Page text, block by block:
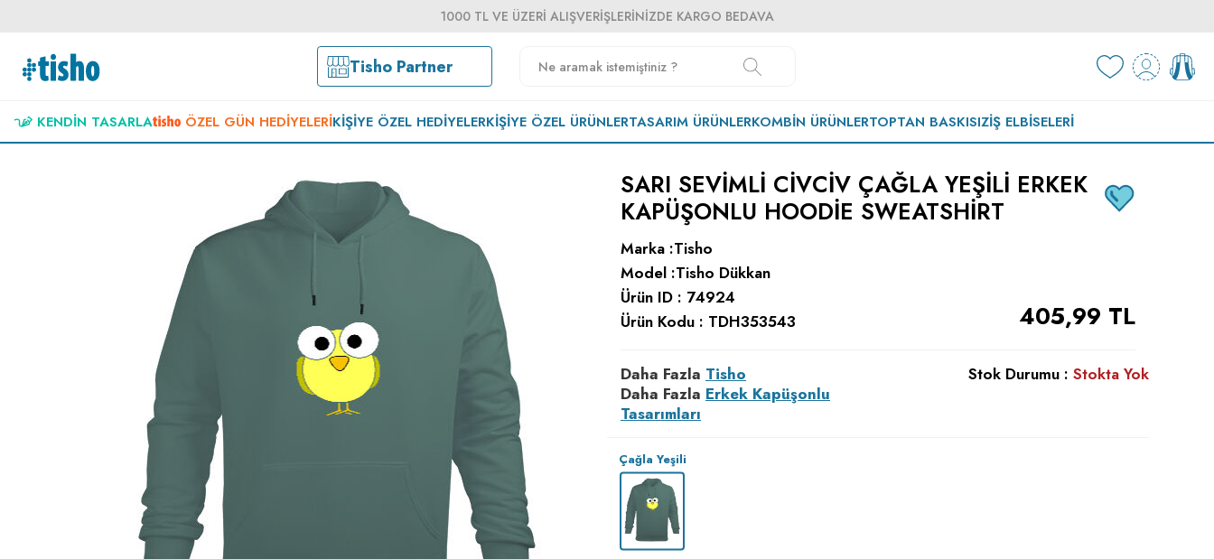
1000 TL VE ÜZERI ALIŞVERIŞLERINIZDE KARGO BEDAVA
Tisho Partner
KENDIN TASARLA ÖZEL GÜN HEDIYELERIKIŞIYE ÖZEL HEDIYELERKIŞIYE ÖZEL ÜRÜNLERTASARIM ÜRÜNLERKOMBIN ÜRÜNLERTOPTAN BASKISIZİŞ ELBISELERI
SARI SEVIMLI CIVCIV ÇAĞLA YEŞILI ERKEK
KAPÜŞONLU HOODIE SWEATSHIRT
Marka :Tisho
Model :Tisho Dükkan
Ürün ID : 74924
Ürün Kodu : TDH353543 405,99 TL
Daha Fazla Tisho
Daha Fazla Erkek Kapüşonlu
Tasarımları
Stok Durumu : Stokta Yok
Çağla Yeşili